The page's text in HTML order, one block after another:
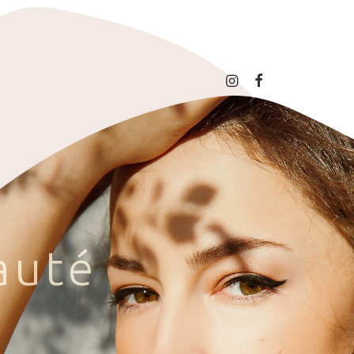
uté